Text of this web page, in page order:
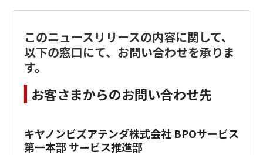
このニュースリリースの内容に関して、
以下の窓口にて、お問い合わせを承りま
す。
お客さまからのお問い合わせ先
キヤノンビズアテンダ株式会社 BPOサービス
第一本部 サービス推進部